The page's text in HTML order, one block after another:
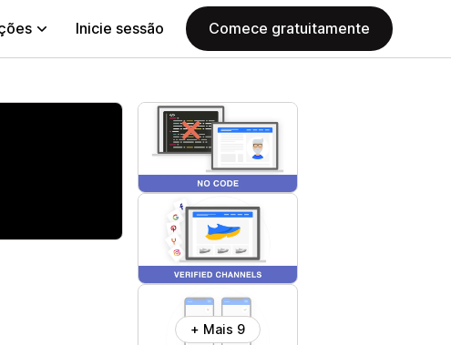
Inicie sessão Comece gratuitamente
+ Mais 9